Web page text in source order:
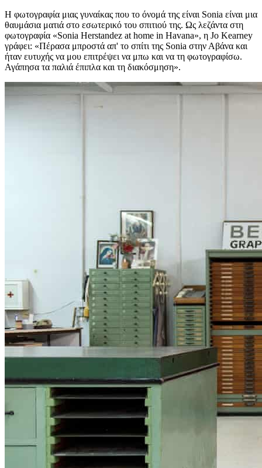
H φωτογραφία μιας γυναίκας που το όνομά της είναι Sonia είναι μια
θαυμάσια ματιά στο εσωτερικό του σπιτιού της. Ως λεζάντα στη
φωτογραφία «Sonia Herstandez at home in Havana», η Jo Kearney
γράφει: «Πέρασα μπροστά απ' το σπίτι της Sonia στην Αβάνα και
ήταν ευτυχής να μου επιτρέψει να μπω και να τη φωτογραφίσω.
Αγάπησα τα παλιά έπιπλα και τη διακόσμηση».